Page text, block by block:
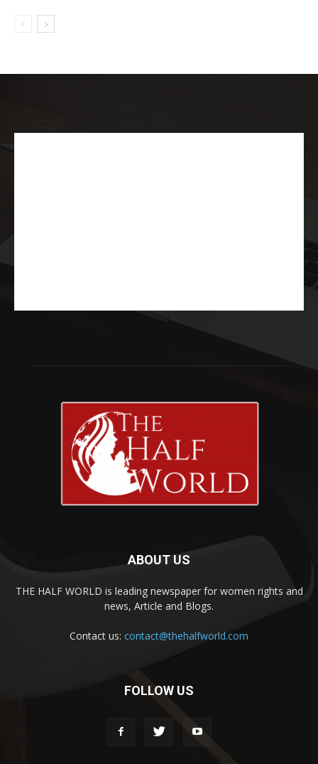
ABOUT US
THE HALF WORLD is leading newspaper for women rights and
news, Article and Blogs.
Contact us: contact@thehalfworld.com
FOLLOW US